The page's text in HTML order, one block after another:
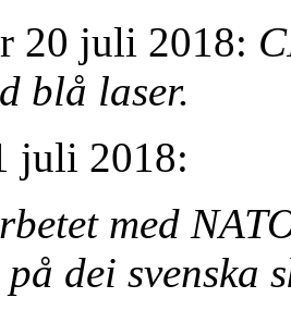
20 juli 2018:
blå laser.
juli 2018:
med
dei svenska